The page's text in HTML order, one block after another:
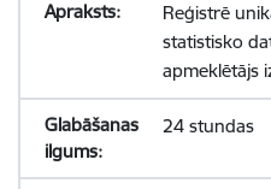
Reģistrē
statistisko
apmeklētājs
24 stundas